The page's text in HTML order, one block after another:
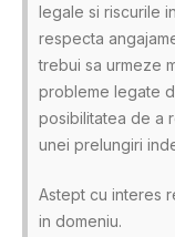
legale si riscurile
respecta
trebui sa urmeze
probleme legate
posibilitatea de a
unei prelungiri
Astept cu interes
in domeniu.